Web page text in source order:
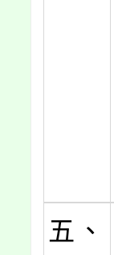
五、